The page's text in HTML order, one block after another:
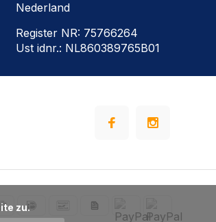
Nederland
Register NR: 75766264
Ust idnr.: NL860389765B01